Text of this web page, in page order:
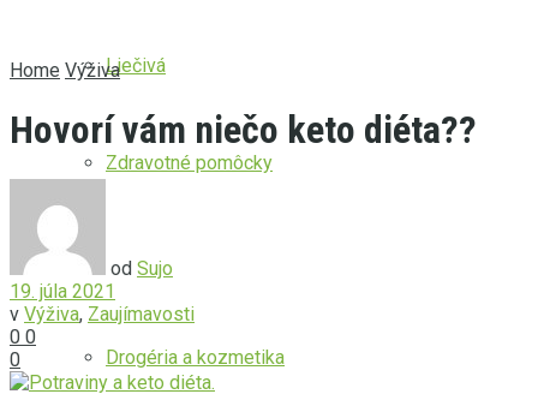
Liečivá
Zdravotné pomôcky
Krása
Drogéria a kozmetika
Home Výživa
Hovorí vám niečo keto diéta??
od Sujo
19. júla 2021
v Výživa, Zaujímavosti
0 0
0